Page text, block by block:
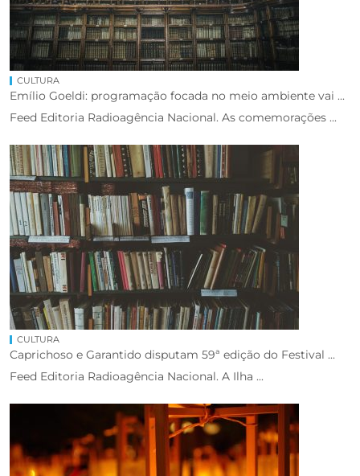
CULTURA
Emílio Goeldi: programação focada no meio ambiente vai ...
Feed Editoria Radioagência Nacional. As comemorações ...
CULTURA
Caprichoso e Garantido disputam 59ª edição do Festival ...
Feed Editoria Radioagência Nacional. A Ilha ...